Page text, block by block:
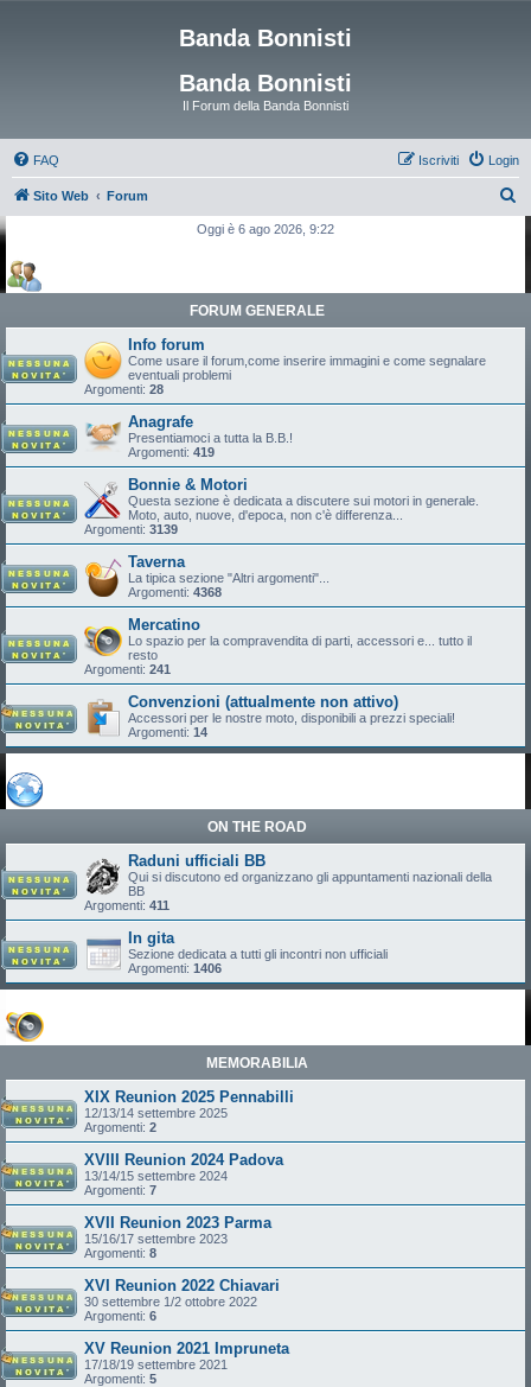
Banda Bonnisti
Banda Bonnisti
Il Forum della Banda Bonnisti
FAQ Login
Iscriviti
Sito Web Forum
Oggi è 6 ago 2026, 9:22
FORUM GENERALE
Info forum
Come usare il forum,come inserire immagini e come segnalare
eventuali problemi
Argomenti: 28
Anagrafe
Presentiamoci a tutta la B.B.!
Argomenti: 419
Bonnie & Motori
Questa sezione è dedicata a discutere sui motori in generale.
Moto, auto, nuove, d'epoca, non c'è differenza...
Argomenti: 3139
Taverna
La tipica sezione "Altri argomenti"...
Argomenti: 4368
Mercatino
Lo spazio per la compravendita di parti, accessori e... tutto il
resto
Argomenti: 241
Convenzioni (attualmente non attivo)
Accessori per le nostre moto, disponibili a prezzi speciali!
Argomenti: 14
ON THE ROAD
Raduni ufficiali BB
Qui si discutono ed organizzano gli appuntamenti nazionali della
BB
Argomenti: 411
In gita
Sezione dedicata a tutti gli incontri non ufficiali
Argomenti: 1406
MEMORABILIA
XIX Reunion 2025 Pennabilli
12/13/14 settembre 2025
Argomenti: 2
XVIII Reunion 2024 Padova
13/14/15 settembre 2024
Argomenti: 7
XVII Reunion 2023 Parma
15/16/17 settembre 2023
Argomenti: 8
XVI Reunion 2022 Chiavari
30 settembre 1/2 ottobre 2022
Argomenti: 6
XV Reunion 2021 Impruneta
17/18/19 settembre 2021
Argomenti: 5